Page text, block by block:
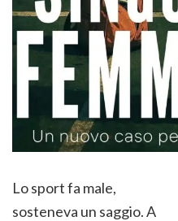
Lo sport fa male,
sosteneva un saggio. A